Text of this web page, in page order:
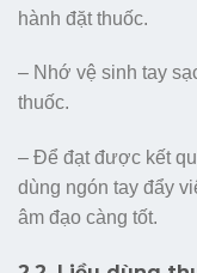
hành đặt thuốc.
– Nhớ vệ sinh tay
thuốc.
– Để đạt được kết
dùng ngón tay đẩy
âm đạo càng tốt.